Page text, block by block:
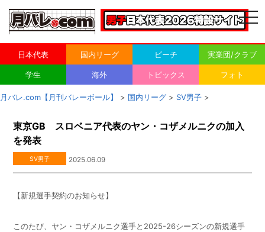
日本代表 国内リーグ ビーチ 実業団/クラブ
学生 海外 トピックス フォト
月バレ.com【月刊バレーボール】 > 国内リーグ > SV男子 >
東京GB スロベニア代表のヤン・コザメルニクの加入
を発表
SV男子 2025.06.09
【新規選手契約のお知らせ】
このたび、ヤン・コザメルニク選手と2025-26シーズンの新規選手